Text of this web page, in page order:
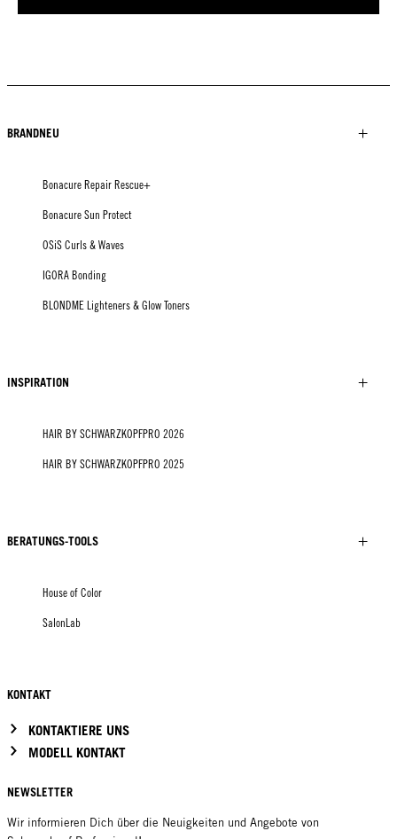
BRANDNEU
Bonacure Repair Rescue+
Bonacure Sun Protect
OSiS Curls & Waves
IGORA Bonding
BLONDME Lighteners & Glow Toners
INSPIRATION
HAIR BY SCHWARZKOPFPRO 2026
HAIR BY SCHWARZKOPFPRO 2025
BERATUNGS-TOOLS
House of Color
SalonLab
KONTAKT
KONTAKTIERE UNS
MODELL KONTAKT
NEWSLETTER
Wir informieren Dich über die Neuigkeiten und Angebote von